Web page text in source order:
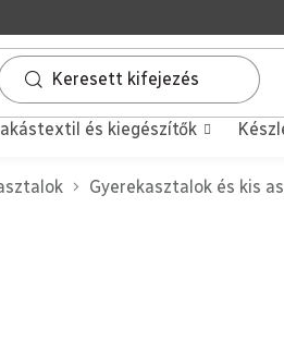
és kiegészítők
Gyerekasztalok és kis